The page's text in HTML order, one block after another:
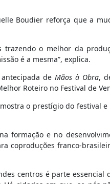
Boudier reforça que a
trazendo o melhor da
é a mesma”, explica.
de Mãos à Obra,
Roteiro no Festival de
o prestígio do festival
formação e no
coproduções franco-
centros é parte essencial